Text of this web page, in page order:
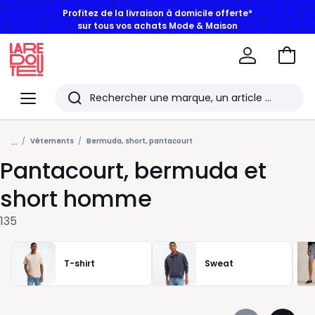
BONS PLANS | Jusqu'à -50% dès 2 articles*
Menu
Redoute
Rechercher
Les
derniers
articles
consultés
Aller
... Vêtements Bermuda, short, pantacourt
Pantacourt, bermuda et
short homme
135
T-shirt Sweat